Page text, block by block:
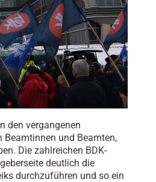
den vergangenen
Beamtinnen und Beamten,
Die zahlreichen BDK-
deutlich die
durchzuführen und so ein